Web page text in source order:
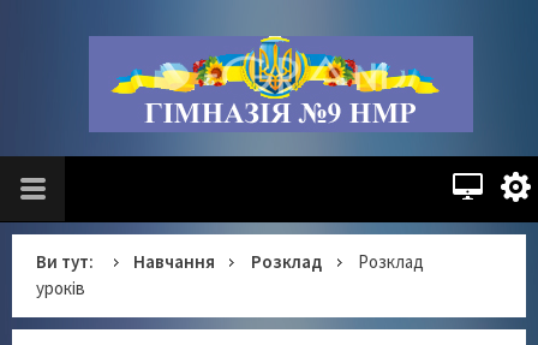
Ви тут: Навчання Розклад
Розклад
уроків